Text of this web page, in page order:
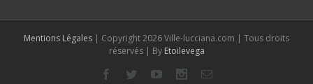
Mentions Légales | Copyright 2026 Ville-lucciana.com | Tous droits
réservés | By Etoilevega
Facebook
TwitterYoutubeInstagram
Email